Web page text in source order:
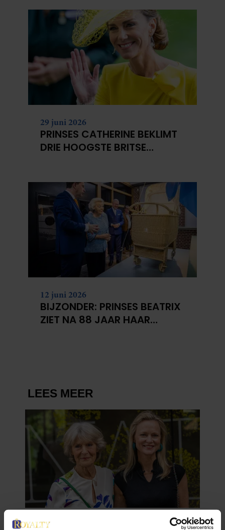
29 juni 2026
PRINSES CATHERINE BEKLIMT
DRIE HOOGSTE BRITSE
12 juni 2026
BIJZONDER: PRINSES BEATRIX
ZIET NA 88 JAAR HAAR